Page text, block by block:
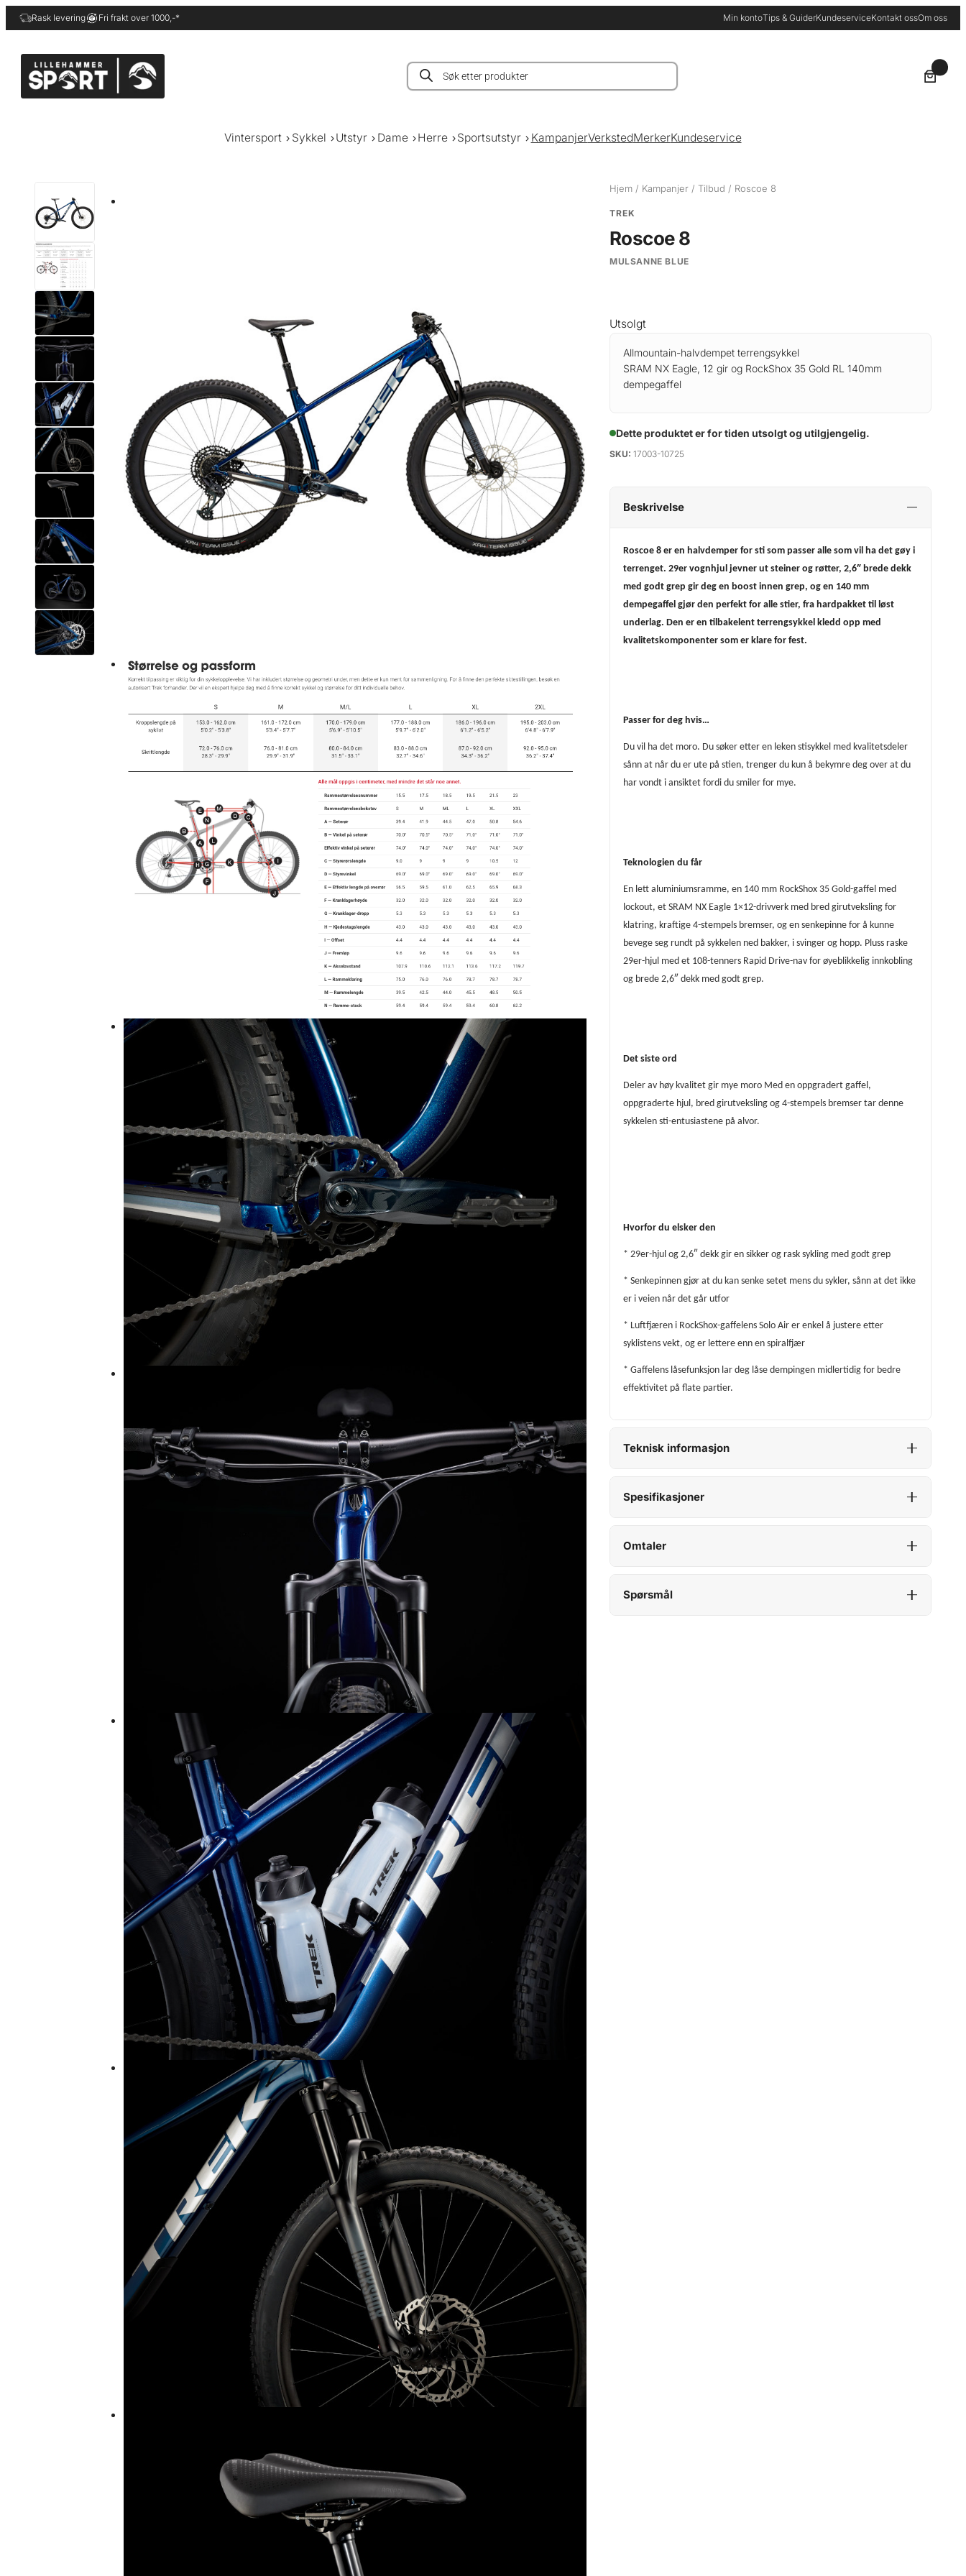
Hopp
til
Rask levering Fri frakt over 1000,-* Min kontoTips & GuiderKundeserviceKontakt ossOm oss
Products
search
Vintersport Sykkel Utstyr Dame Herre Sportsutstyr KampanjerVerkstedMerkerKundeservice
Hjem / Kampanjer / Tilbud / Roscoe 8
TREK
Roscoe 8
MULSANNE BLUE
Utsolgt
Allmountain-halvdempet terrengsykkel
SRAM NX Eagle, 12 gir og RockShox 35 Gold RL 140mm
dempegaffel
Dette produktet er for tiden utsolgt og utilgjengelig.
SKU: 17003-10725
Beskrivelse
Roscoe 8 er en halvdemper for sti som passer alle som vil ha det gøy i
terrenget. 29er vognhjul jevner ut steiner og røtter, 2,6″ brede dekk
med godt grep gir deg en boost innen grep, og en 140 mm
dempegaffel gjør den perfekt for alle stier, fra hardpakket til løst
underlag. Den er en tilbakelent terrengsykkel kledd opp med
kvalitetskomponenter som er klare for fest.
Passer for deg hvis…
Du vil ha det moro. Du søker etter en leken stisykkel med kvalitetsdeler
sånn at når du er ute på stien, trenger du kun å bekymre deg over at du
har vondt i ansiktet fordi du smiler for mye.
Teknologien du får
En lett aluminiumsramme, en 140 mm RockShox 35 Gold-gaffel med
lockout, et SRAM NX Eagle 1×12-drivverk med bred girutveksling for
klatring, kraftige 4-stempels bremser, og en senkepinne for å kunne
bevege seg rundt på sykkelen ned bakker, i svinger og hopp. Pluss raske
29er-hjul med et 108-tenners Rapid Drive-nav for øyeblikkelig innkobling
og brede 2,6″ dekk med godt grep.
Det siste ord
Deler av høy kvalitet gir mye moro Med en oppgradert gaffel,
oppgraderte hjul, bred girutveksling og 4-stempels bremser tar denne
sykkelen sti-entusiastene på alvor.
Hvorfor du elsker den
* 29er-hjul og 2,6″ dekk gir en sikker og rask sykling med godt grep
* Senkepinnen gjør at du kan senke setet mens du sykler, sånn at det ikke
er i veien når det går utfor
* Luftfjæren i RockShox-gaffelens Solo Air er enkel å justere etter
syklistens vekt, og er lettere enn en spiralfjær
* Gaffelens låsefunksjon lar deg låse dempingen midlertidig for bedre
effektivitet på flate partier.
Teknisk informasjon
Spesifikasjoner
Omtaler
Spørsmål